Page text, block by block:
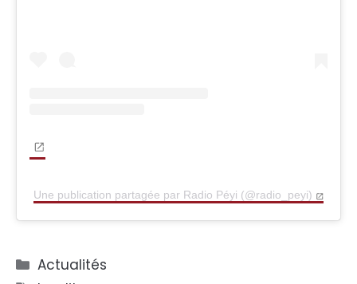
Une publication partagée par Radio Péyi (@radio_peyi)
Catégories
Actualités